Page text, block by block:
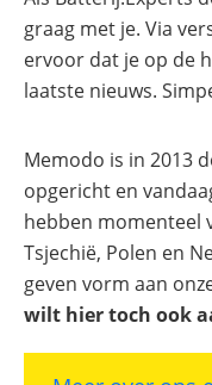
graag met je. Via
ervoor dat je op de
laatste nieuws.
Memodo is in 2013
opgericht en
hebben momenteel
Tsjechië, Polen en
geven vorm aan
wilt hier toch ook